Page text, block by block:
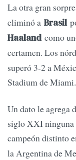
La otra gran
eliminó a Brasil
Haaland como
certamen. Los
superó 3-2 a
Stadium de Miami.
Un dato le agrega
siglo XXI
campeón distinto
la Argentina de